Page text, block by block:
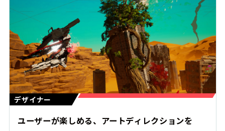
デザイナー
ユーザーが楽しめる、アートディレクションを